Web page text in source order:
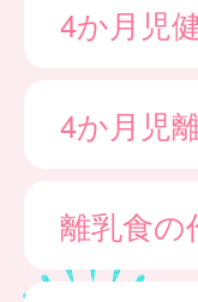
4か月児
4か月児
離乳食の